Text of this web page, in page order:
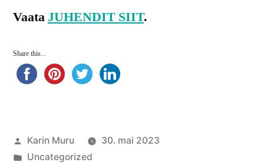
Vaata JUHENDIT SIIT.
Share this...
Posted
by
Karin Muru
30. mai 2023
Posted
Uncategorized